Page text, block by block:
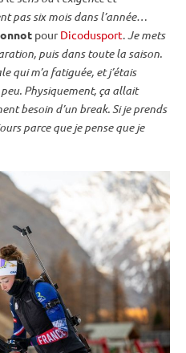
pas six mois dans l’année…
pourDicodusport.Je mets
puis dans toute la saison.
qui m’a fatiguée, et j’étais
Physiquement, ça allait
besoin d’un break. Si je prends
parce que je pense que je